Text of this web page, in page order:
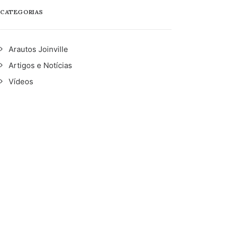
CATEGORIAS
Arautos Joinville
Artigos e Notícias
Vídeos